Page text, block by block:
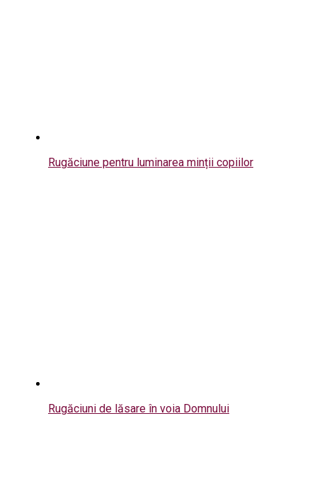
Rugăciune pentru luminarea minții copiilor
Rugăciuni de lăsare în voia Domnului